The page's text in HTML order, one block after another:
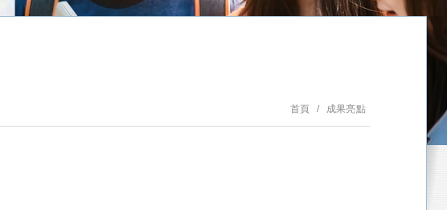
首頁 成果亮點